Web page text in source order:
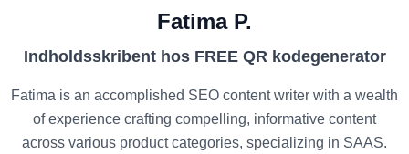
Fatima P.
Indholdsskribent hos FREE QR kodegenerator
Fatima is an accomplished SEO content writer with a wealth
of experience crafting compelling, informative content
across various product categories, specializing in SAAS.